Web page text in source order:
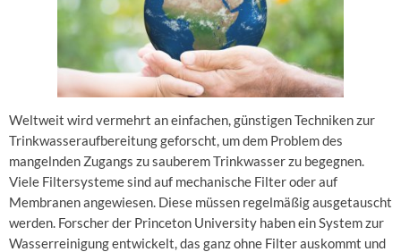
Weltweit wird vermehrt an einfachen, günstigen Techniken zur
Trinkwasseraufbereitung geforscht, um dem Problem des
mangelnden Zugangs zu sauberem Trinkwasser zu begegnen.
Viele Filtersysteme sind auf mechanische Filter oder auf
Membranen angewiesen. Diese müssen regelmäßig ausgetauscht
werden. Forscher der Princeton University haben ein System zur
Wasserreinigung entwickelt, das ganz ohne Filter auskommt und